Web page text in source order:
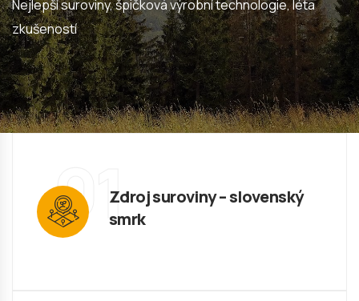
Nejlepší suroviny, špičková výrobní technologie, léta
zkušeností
01Zdroj suroviny – slovenský
smrk